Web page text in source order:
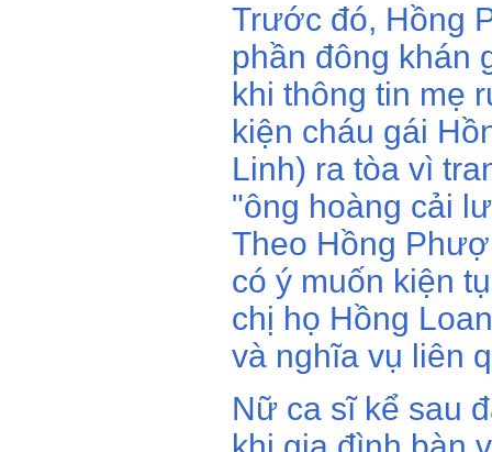
Trước đó, Hồng
phần đông khán
khi thông tin mẹ
kiện cháu gái
Linh) ra tòa vì
"ông hoàng cải
Theo Hồng
có ý muốn kiện
chị họ Hồng
và nghĩa vụ liên
Nữ ca sĩ kể sau